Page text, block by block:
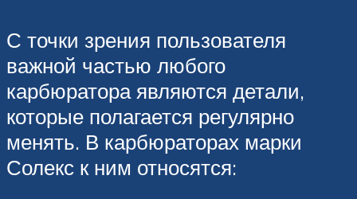
С точки зрения пользователя
важной частью любого
карбюратора являются детали,
которые полагается регулярно
менять. В карбюраторах марки
Солекс к ним относятся: